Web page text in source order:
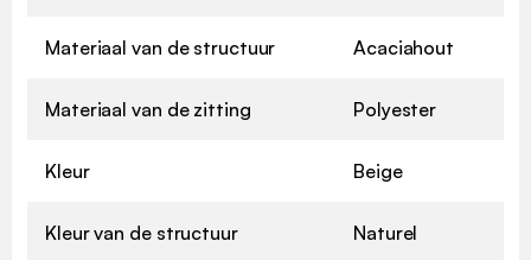
Materiaal van de structuur Acaciahout
Materiaal van de zitting Polyester
Kleur Beige
Kleur van de structuur Naturel